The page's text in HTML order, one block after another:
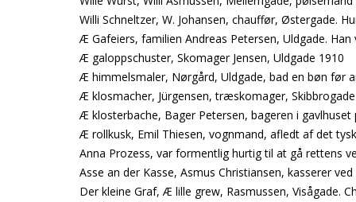
Willi Schneltzer, W. Johansen, chauffør, Østergade.
Æ Gafeiers, familien Andreas Petersen, Uldgade.
Æ galoppschuster, Skomager Jensen, Uldgade 1910
Æ himmelsmaler, Nørgård, Uldgade, bad en bøn før
Æ klosmacher, Jürgensen, træskomager,
Æ klosterbache, Bager Petersen, bageren i
Æ rollkusk, Emil Thiesen, vognmand, afledt af det
Anna Prozess, var formentlig hurtig til at gå rettens
Asse an der Kasse, Asmus Christiansen, kasserer
Der kleine Graf, Æ lille grew, Rasmussen, Visågade.